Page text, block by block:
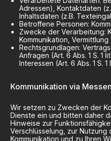
Adressen), Kontaktdaten
Inhaltsdaten (z.B.
Betroffene Personen:
Zwecke der Verarbeitung:
Kommunikation,
Rechtsgrundlagen:
Anfragen (Art. 6 Abs. 1 S. 1
Interessen (Art. 6 Abs. 1 S. 1
Kommunikation via
Wir setzen zu Zwecken der
Dienste ein und bitten daher
Hinweise zur
Verschlüsselung, zur
Kommunikation und zu Ihren